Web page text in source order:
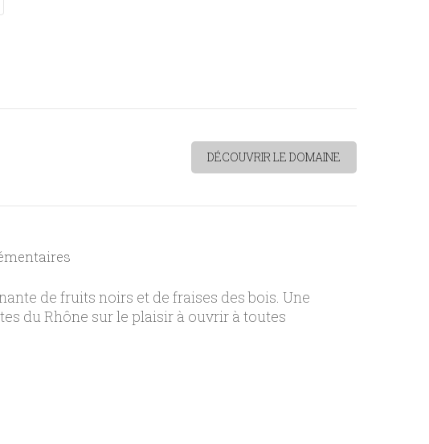
DÉCOUVRIR LE DOMAINE
de fruits noirs et de fraises des bois. Une
du Rhône sur le plaisir à ouvrir à toutes